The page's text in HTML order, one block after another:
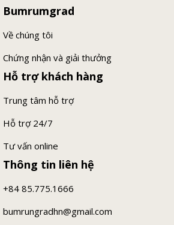
Bumrumgrad
Về chúng tôi
Chứng nhận và giải thưởng
Hỗ trợ khách hàng
Trung tâm hỗ trợ
Hỗ trợ 24/7
Tư vấn online
Thông tin liên hệ
+84 85.775.1666
bumrungradhn@gmail.com